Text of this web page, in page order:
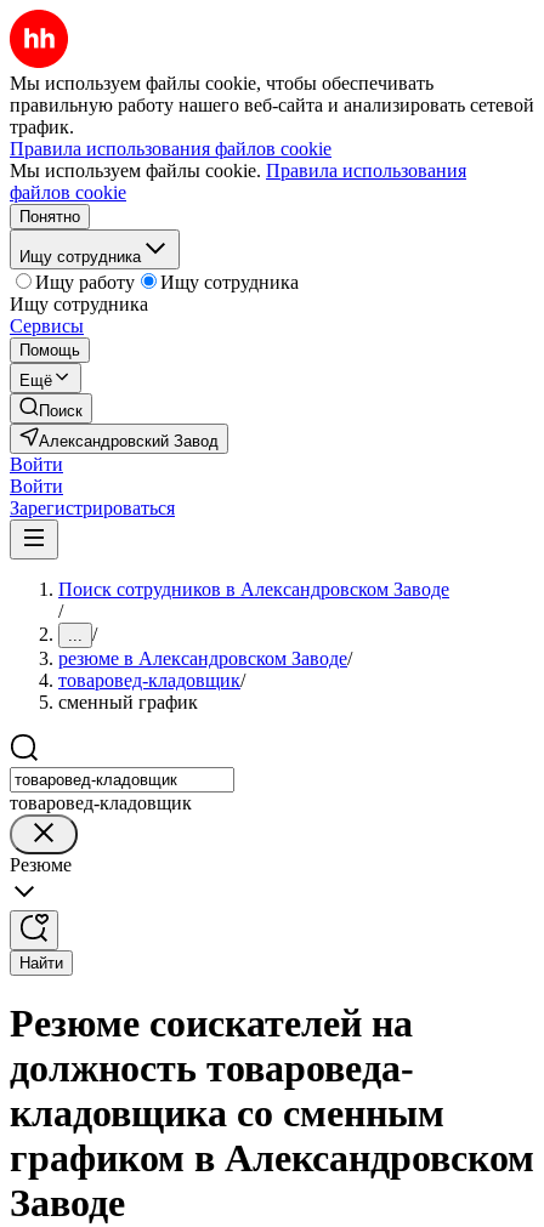
Мы используем файлы cookie, чтобы обеспечивать
правильную работу нашего веб-сайта и анализировать сетевой
трафик.
Правила использования файлов cookie
Мы используем файлы cookie. Правила использования
файлов cookie
Понятно
Ищу сотрудника
Ищу работу
Ищу сотрудника
Ищу сотрудника
Сервисы
Помощь
Ещё
Поиск
Александровский Завод
Войти
Войти
Зарегистрироваться
Поиск сотрудников в Александровском Заводе
/
... /
резюме в Александровском Заводе/
товаровед-кладовщик/
сменный график
товаровед-кладовщик
Резюме
Найти
Резюме соискателей на
должность товароведа-
кладовщика со сменным
графиком в Александровском
Заводе